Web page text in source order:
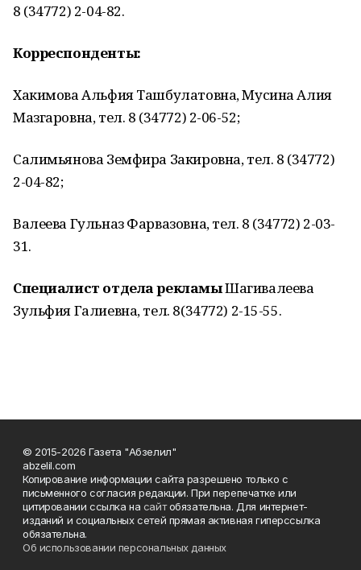
8 (34772) 2-04-82.
Корреспонденты:
Хакимова Альфия Ташбулатовна, Мусина Алия
Мазгаровна, тел. 8 (34772) 2-06-52;
Салимьянова Земфира Закировна, тел. 8 (34772)
2-04-82;
Валеева Гульназ Фарвазовна, тел. 8 (34772) 2-03-
31.
Специалист отдела рекламыШагивалеева
Зульфия Галиевна, тел. 8(34772) 2-15-55.
© 2015-2026 Газета "Абзелил"
abzelil.com
Копирование информации сайта разрешено только с
письменного согласия редакции. При перепечатке или
цитировании ссылка на сайтобязательна. Для интернет-
изданий и социальных сетей прямая активная гиперссылка
обязательна.
Об использовании персональных данных